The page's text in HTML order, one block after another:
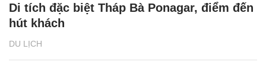
DU LỊCH
Di tích đặc biệt Tháp Bà Ponagar, điểm đến
hút khách